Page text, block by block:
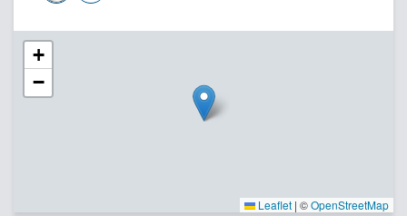
+
−
Leaflet | ©OpenStreetMap